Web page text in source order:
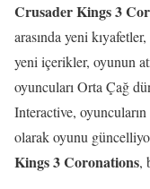
Crusader Kings 3
arasında yeni
yeni içerikler, oyunun
oyuncuları Orta Çağ
Interactive,
olarak oyunu
Kings 3 Coronations,